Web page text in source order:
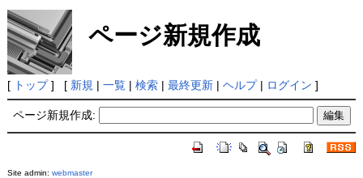
ページ新規作成
[ トップ] [ 新規 | 一覧| 検索| 最終更新| ヘルプ| ログイン ]
ページ新規作成:
Site admin: webmaster